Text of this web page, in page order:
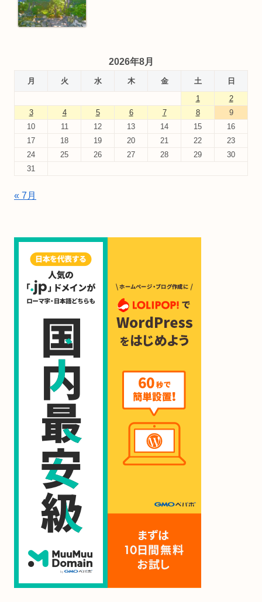
2026年8月
月 火 水 木 金 土
日
1
2
3
4 5 6 7 8
9
10
11 12 13 14 15
16
17
18 19 20 21 22
23
24
25 26 27 28 29
30
31
« 7月